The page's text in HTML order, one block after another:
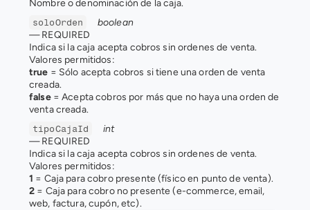
Nombre o denominación de la caja.
soloOrden
boolean
— REQUIRED
Indica si la caja acepta cobros sin ordenes de venta.
Valores permitidos:
true = Sólo acepta cobros si tiene una orden de venta
creada.
false = Acepta cobros por más que no haya una orden de
venta creada.
tipoCajaId
int
— REQUIRED
Indica si la caja acepta cobros sin ordenes de venta.
Valores permitidos:
1 = Caja para cobro presente (físico en punto de venta).
2 = Caja para cobro no presente (e-commerce, email,
web, factura, cupón, etc).